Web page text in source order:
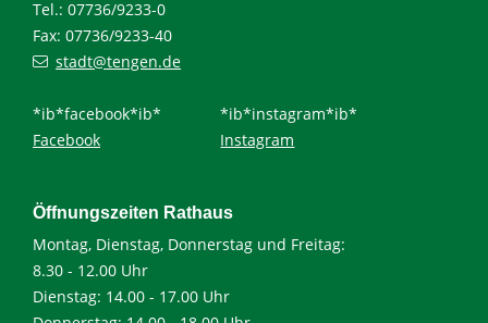
Tel.: 07736/9233-0
Fax: 07736/9233-40
stadt@tengen.de
*ib*facebook*ib*
Facebook
*ib*instagram*ib*
Instagram
Öffnungszeiten Rathaus
Montag, Dienstag, Donnerstag und Freitag:
8.30 - 12.00 Uhr
Dienstag: 14.00 - 17.00 Uhr